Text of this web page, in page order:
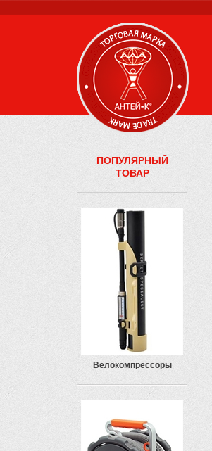
ПОПУЛЯРНЫЙ
ТОВАР
Велокомпрессоры